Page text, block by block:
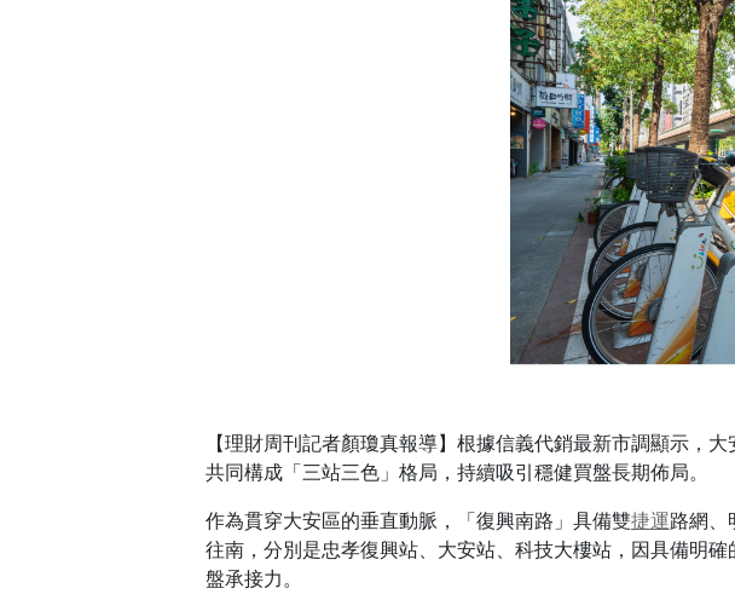
【理財周刊記者顏瓊真報導】根據信義代銷最新市調顯示，
共同構成「三站三色」格局，持續吸引穩健買盤長期佈局。
作為貫穿大安區的垂直動脈，「復興南路」具備雙捷運路網、
往南，分別是忠孝復興站、大安站、科技大樓站，因具備明
盤承接力。